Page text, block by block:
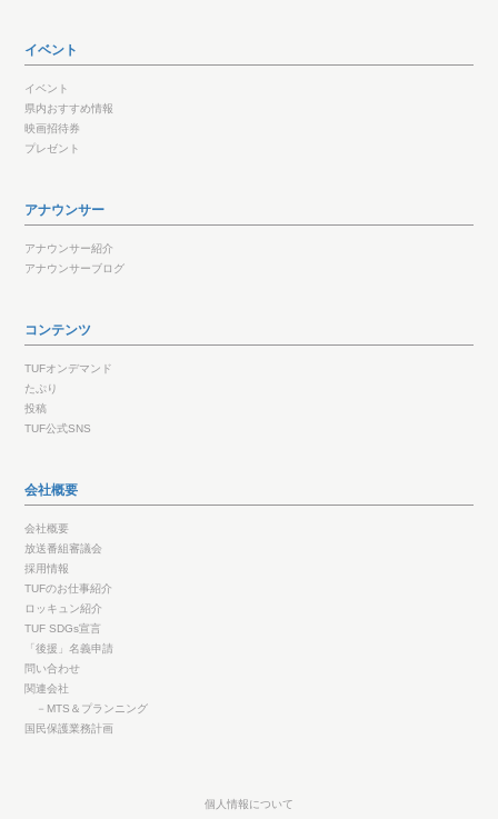
イベント
イベント
県内おすすめ情報
映画招待券
プレゼント
アナウンサー
アナウンサー紹介
アナウンサーブログ
コンテンツ
TUFオンデマンド
たぷり
投稿
TUF公式SNS
会社概要
会社概要
放送番組審議会
採用情報
TUFのお仕事紹介
ロッキュン紹介
TUF SDGs宣言
「後援」名義申請
問い合わせ
関連会社
－MTS＆プランニング
国民保護業務計画
個人情報について